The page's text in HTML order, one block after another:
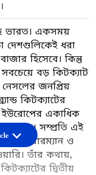
ভারত। একসময়
দেশগুলিকেই ধরা
হিসেবে। কিন্তু
বড় কিটক্যাট
জনপ্রিয়
কিটক্যাটের
ইউরোপের একাধিক
ভারত। সম্প্রতি এই
চেয়ারম্যান ও
তাঁর কথায়,
দ্বিতীয়